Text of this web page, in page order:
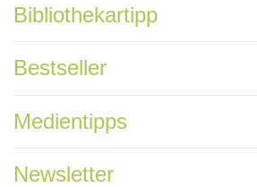
Bibliothekartipp
Bestseller
Medientipps
Newsletter